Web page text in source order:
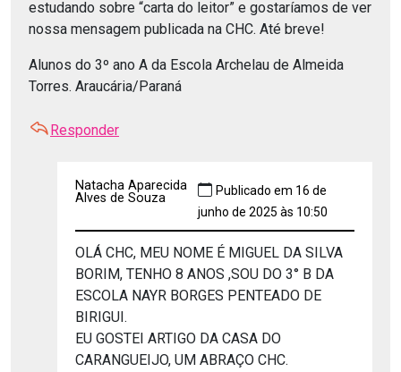
estudando sobre “carta do leitor” e gostaríamos de ver
nossa mensagem publicada na CHC. Até breve!
Alunos do 3º ano A da Escola Archelau de Almeida
Torres. Araucária/Paraná
Responder
Natacha Aparecida
Alves de Souza
Publicado em 16 de
junho de 2025 às 10:50
OLÁ CHC, MEU NOME É MIGUEL DA SILVA
BORIM, TENHO 8 ANOS ,SOU DO 3° B DA
ESCOLA NAYR BORGES PENTEADO DE
BIRIGUI.
EU GOSTEI ARTIGO DA CASA DO
CARANGUEIJO, UM ABRAÇO CHC.